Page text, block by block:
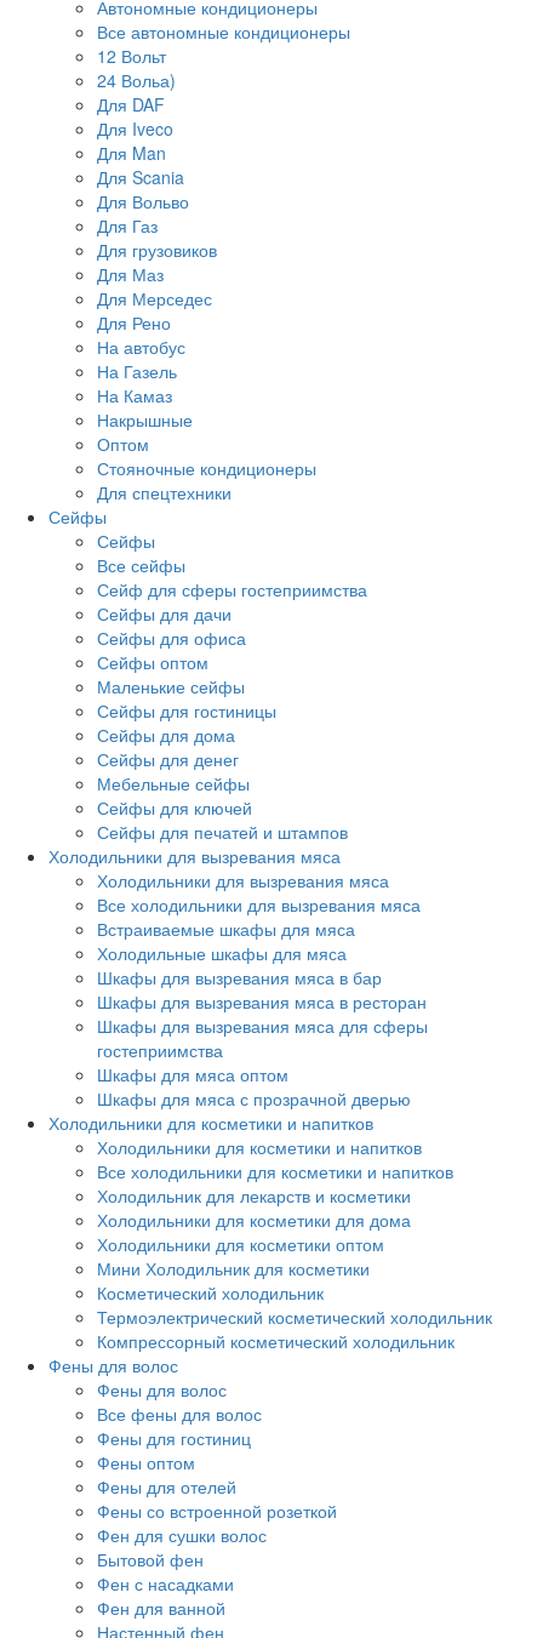
Автономные кондиционеры
Все автономные кондиционеры
12 Вольт
24 Вольа)
Для DAF
Для Iveco
Для Man
Для Scania
Для Вольво
Для Газ
Для грузовиков
Для Маз
Для Мерседес
Для Рено
На автобус
На Газель
На Камаз
Накрышные
Оптом
Стояночные кондиционеры
Для спецтехники
Сейфы
Сейфы
Все сейфы
Сейф для сферы гостеприимства
Сейфы для дачи
Сейфы для офиса
Сейфы оптом
Маленькие сейфы
Сейфы для гостиницы
Сейфы для дома
Сейфы для денег
Мебельные сейфы
Сейфы для ключей
Сейфы для печатей и штампов
Холодильники для вызревания мяса
Холодильники для вызревания мяса
Все холодильники для вызревания мяса
Встраиваемые шкафы для мяса
Холодильные шкафы для мяса
Шкафы для вызревания мяса в бар
Шкафы для вызревания мяса в ресторан
Шкафы для вызревания мяса для сферы
гостеприимства
Шкафы для мяса оптом
Шкафы для мяса с прозрачной дверью
Холодильники для косметики и напитков
Холодильники для косметики и напитков
Все холодильники для косметики и напитков
Холодильник для лекарств и косметики
Холодильники для косметики для дома
Холодильники для косметики оптом
Мини Холодильник для косметики
Косметический холодильник
Термоэлектрический косметический холодильник
Компрессорный косметический холодильник
Фены для волос
Фены для волос
Все фены для волос
Фены для гостиниц
Фены оптом
Фены для отелей
Фены со встроенной розеткой
Фен для сушки волос
Бытовой фен
Фен с насадками
Фен для ванной
Настенный фен